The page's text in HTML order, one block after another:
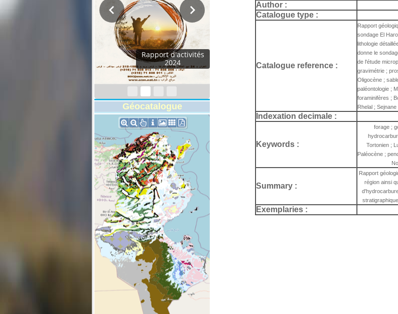
Rapport d'activités
2024
Géocatalogue
Author :
Catalogue type :
Catalogue reference :
Rapport
sondage El
lithologie
donne le
de l'étude
gravimétrie ;
Oligocène ;
paléontologie ;
foraminifères ;
Rhelal ;
Indexation decimale :
Keywords :
forage ;
Tortonien ;
Paléocène ;
Summary :
Rapport
région ainsi
Exemplaries :